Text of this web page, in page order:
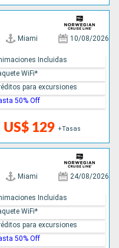
Miami 10/08/2026
US$ 129 +Tasas
Incluidas
WiFi*
para excursiones
50% Off
Miami 24/08/2026
Incluidas
WiFi*
para excursiones
50% Off